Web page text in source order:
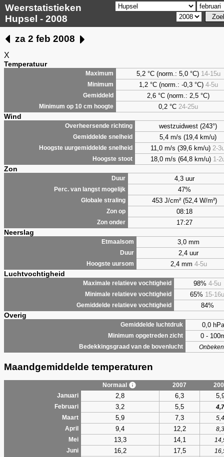
Weerstatistieken
Hupsel - 2008
za 2 feb 2008
X
Temperatuur
Maximum 5,2 °C (norm.: 5,0 °C) 14-15u
Minimum 1,2 °C (norm.: -0,3 °C) 4-5u
Gemiddeld 2,6 °C (norm.: 2,5 °C)
Minimum op 10 cm hoogte 0,2 °C 24-25u
Wind
Overheersende richting westzuidwest (243°)
Gemiddelde snelheid 5,4 m/s (19,4 km/u)
Hoogste uurgemiddelde snelheid 11,0 m/s (39,6 km/u) 2-
Hoogste stoot 18,0 m/s (64,8 km/u) 1-
Zon
Duur 4,3 uur
Perc. van langst mogelijk 47%
Globale straling 453 J/cm² (52,4 W/m²)
Zon op 08:18
Zon onder 17:27
Neerslag
Etmaalsom 3,0 mm
Duur 2,4 uur
Hoogste uursom 2,4 mm 4-5u
Luchtvochtigheid
Maximale relatieve vochtigheid 98% 4-5u
Minimale relatieve vochtigheid 65% 15-16u
Gemiddelde relatieve vochtigheid 84%
Overig
Gemiddelde luchtdruk 0,0 hPa
Minimum opgetreden zicht 0 -
Bedekkingsgraad van de bovenlucht
Maandgemiddelde temperaturen
Normaal 2007
Januari
2,8 6,3
Februari 3,2 5,5
4,7
Maart
5,9 7,3
5,4
April
9,4 12,2
8,3
Mei
13,3 14,1
Juni
16,2 17,5